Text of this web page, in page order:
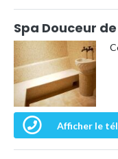
Spa Douceur
Afficher le